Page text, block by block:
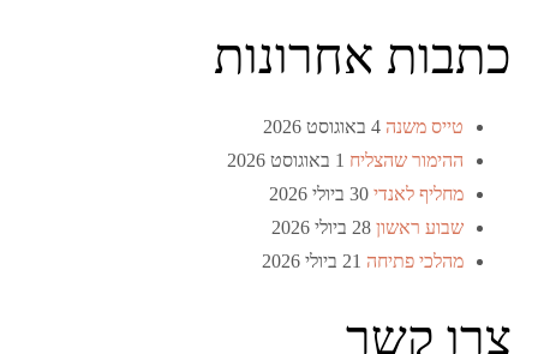
כתבות אחרונות
טייס משנה 4 באוגוסט 2026
ההימור שהצליח 1 באוגוסט 2026
מחליף לאנדי 30 ביולי 2026
שבוע ראשון 28 ביולי 2026
מהלכי פתיחה 21 ביולי 2026
צרו קשר